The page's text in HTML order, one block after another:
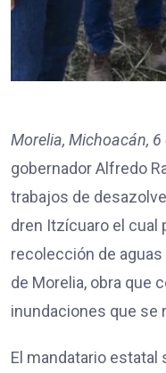
Morelia, Michoacán,
gobernador Alfredo
trabajos de
dren Itzícuaro el cual
recolección de
de Morelia, obra que
inundaciones que se
El mandatario estatal